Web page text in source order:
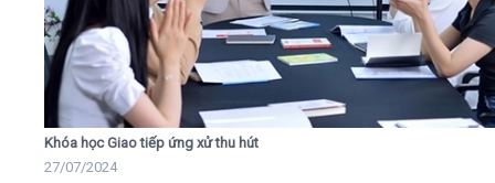
Khóa học Giao tiếp ứng xử thu hút
27/07/2024